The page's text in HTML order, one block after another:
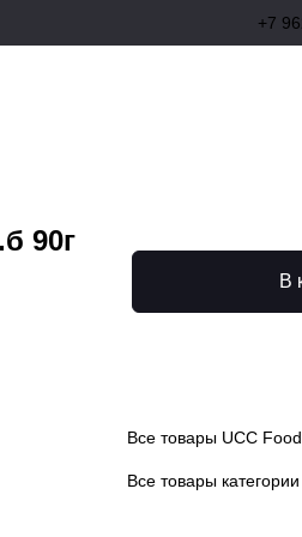
+7
90г
В
Все товары UCC
Все товары категории